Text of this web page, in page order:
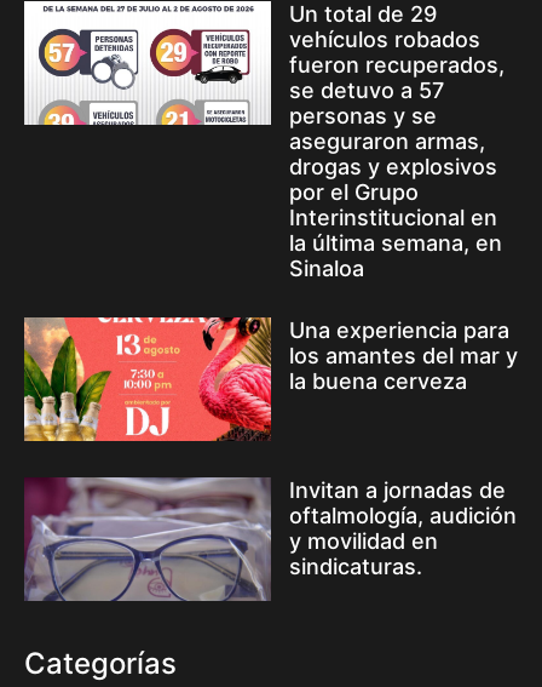
Un total de 29
vehículos robados
fueron recuperados,
se detuvo a 57
personas y se
aseguraron armas,
drogas y explosivos
por el Grupo
Interinstitucional en
la última semana, en
Sinaloa
Una experiencia para
los amantes del mar y
la buena cerveza
Invitan a jornadas de
oftalmología, audición
y movilidad en
sindicaturas.
Categorías